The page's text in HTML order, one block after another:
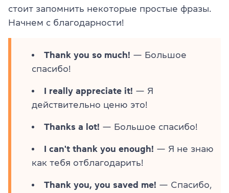
стоит запомнить некоторые простые фразы.
Начнем с благодарности!
Thank you so much! — Большое
спасибо!
I really appreciate it! — Я
действительно ценю это!
Thanks a lot! — Большое спасибо!
I can't thank you enough! — Я не знаю
как тебя отблагодарить!
Thank you, you saved me! — Спасибо,